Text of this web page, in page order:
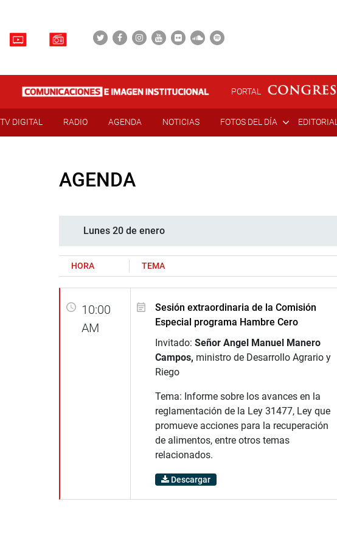
PORTAL
TV DIGITAL RADIO AGENDA NOTICIAS FOTOS DEL DÍA EDITORIAL
AGENDA
Lunes 20 de enero
HORA TEMA
10:00
AM
Sesión extraordinaria de la Comisión
Especial programa Hambre Cero
Invitado: Señor Angel Manuel Manero
Campos, ministro de Desarrollo Agrario y
Riego
Tema: Informe sobre los avances en la
reglamentación de la Ley 31477, Ley que
promueve acciones para la recuperación
de alimentos, entre otros temas
relacionados.
Descargar